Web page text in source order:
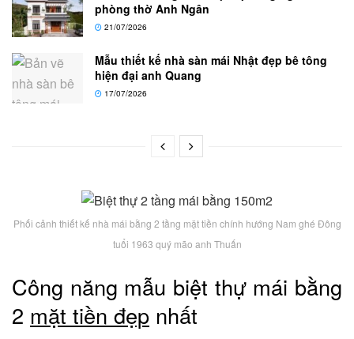
phòng thờ Anh Ngân
21/07/2026
Mẫu thiết kế nhà sàn mái Nhật đẹp bê tông
hiện đại anh Quang
17/07/2026
Phối cảnh thiết kế nhà mái bằng 2 tầng mặt tiền chính hướng Nam ghé Đông
tuổi 1963 quý mão anh Thuấn
Công năng mẫu biệt thự mái bằng
2 mặt tiền đẹp nhất